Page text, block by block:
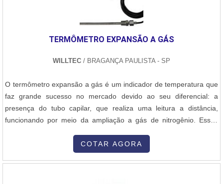
TERMÔMETRO EXPANSÃO A GÁS
WILLTEC / BRAGANÇA PAULISTA - SP
O termômetro expansão a gás é um indicador de temperatura que
faz grande sucesso no mercado devido ao seu diferencial: a
presença do tubo capilar, que realiza uma leitura a distância,
funcionando por meio da ampliação a gás de nitrogênio. Esses
veículos, a fim de auxiliarem os condutores, oferecendo qualidade
e segurança. Informações pertinentes a respeito do produtoO
COTAR AGORA